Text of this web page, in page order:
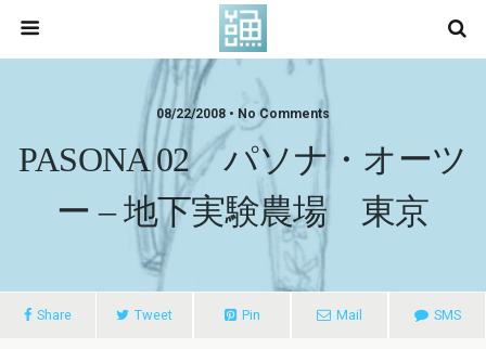
08/22/2008 • No Comments
PASONA 02 パソナ・オーツ
ー – 地下実験農場 東京
Share Tweet Pin Mail SMS